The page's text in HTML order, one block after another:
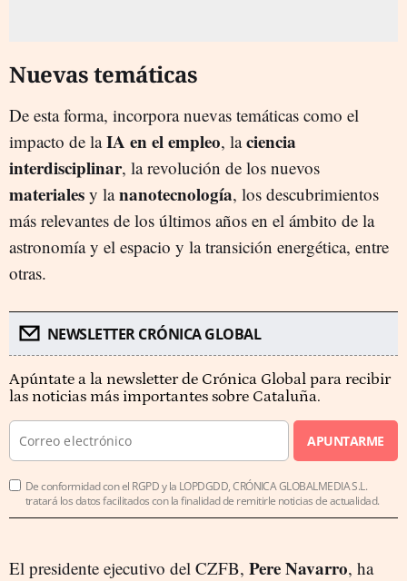
Nuevas temáticas
De esta forma, incorpora nuevas temáticas como el
impacto de laIA en el empleo, laciencia
interdisciplinar, la revolución de los nuevos
materiales y lananotecnología, los descubrimientos
más relevantes de los últimos años en el ámbito de la
astronomía y el espacio y la transición energética, entre
otras.
NEWSLETTER CRÓNICA GLOBAL
Apúntate a la newsletter de Crónica Global para recibir
las noticias más importantes sobre Cataluña.
APUNTARME
De conformidad con el RGPD y la LOPDGDD, CRÓNICA GLOBALMEDIA S.L.
tratará los datos facilitados con la finalidad de remitirle noticias de actualidad.
El presidente ejecutivo del CZFB, Pere Navarro, ha